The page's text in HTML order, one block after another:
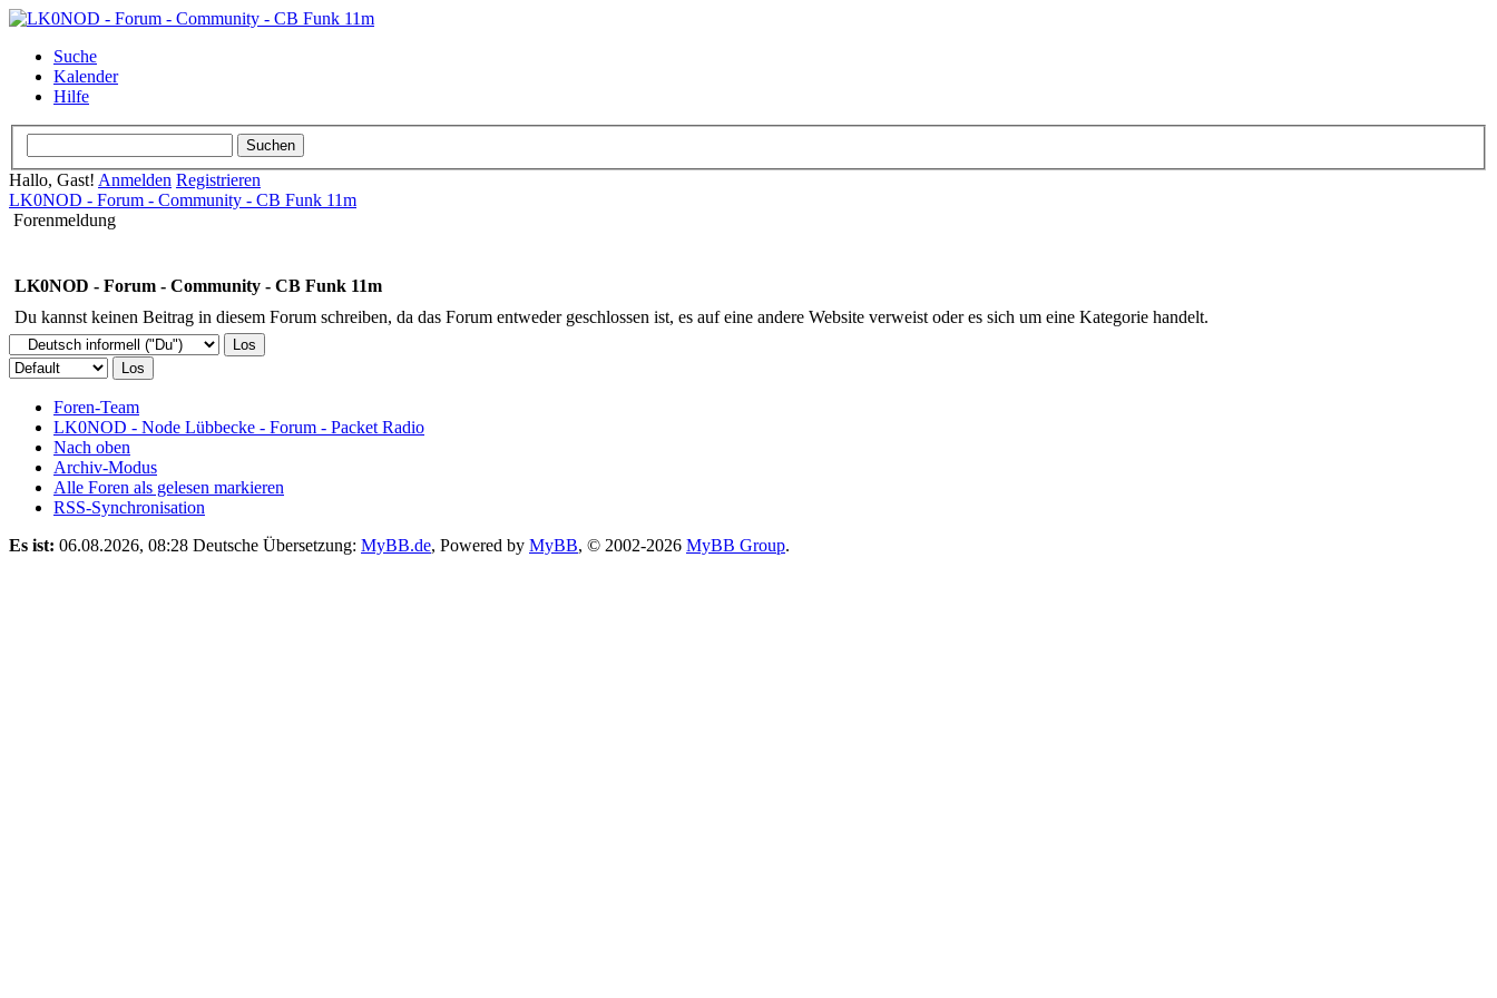
Suche
Kalender
Hilfe
Hallo, Gast! Anmelden Registrieren
LK0NOD - Forum - Community - CB Funk 11m
Forenmeldung
LK0NOD - Forum - Community - CB Funk 11m
Du kannst keinen Beitrag in diesem Forum schreiben, da das Forum entweder geschlossen ist, es auf eine andere Website verweist oder es sich um eine Kategorie handelt.
Foren-Team
LK0NOD - Node Lübbecke - Forum - Packet Radio
Nach oben
Archiv-Modus
Alle Foren als gelesen markieren
RSS-Synchronisation
Es ist: 06.08.2026, 08:28 Deutsche Übersetzung: MyBB.de, Powered by MyBB, © 2002-2026 MyBB Group.